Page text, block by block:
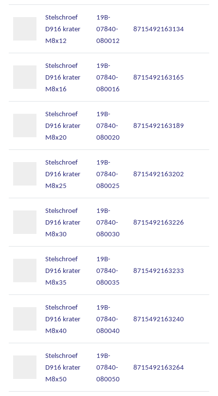
Stelschroef
D916 krater
M8x12
19B-
07840-
080012
8715492163134
Stelschroef
D916 krater
M8x16
19B-
07840-
080016
8715492163165
Stelschroef
D916 krater
M8x20
19B-
07840-
080020
8715492163189
Stelschroef
D916 krater
M8x25
19B-
07840-
080025
8715492163202
Stelschroef
D916 krater
M8x30
19B-
07840-
080030
8715492163226
Stelschroef
D916 krater
M8x35
19B-
07840-
080035
8715492163233
Stelschroef
D916 krater
M8x40
19B-
07840-
080040
8715492163240
Stelschroef
D916 krater
M8x50
19B-
07840-
080050
8715492163264